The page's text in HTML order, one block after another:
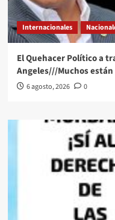
Internacionales
El Quehacer Político a
Angeles///Muchos
6 agosto, 2026 0